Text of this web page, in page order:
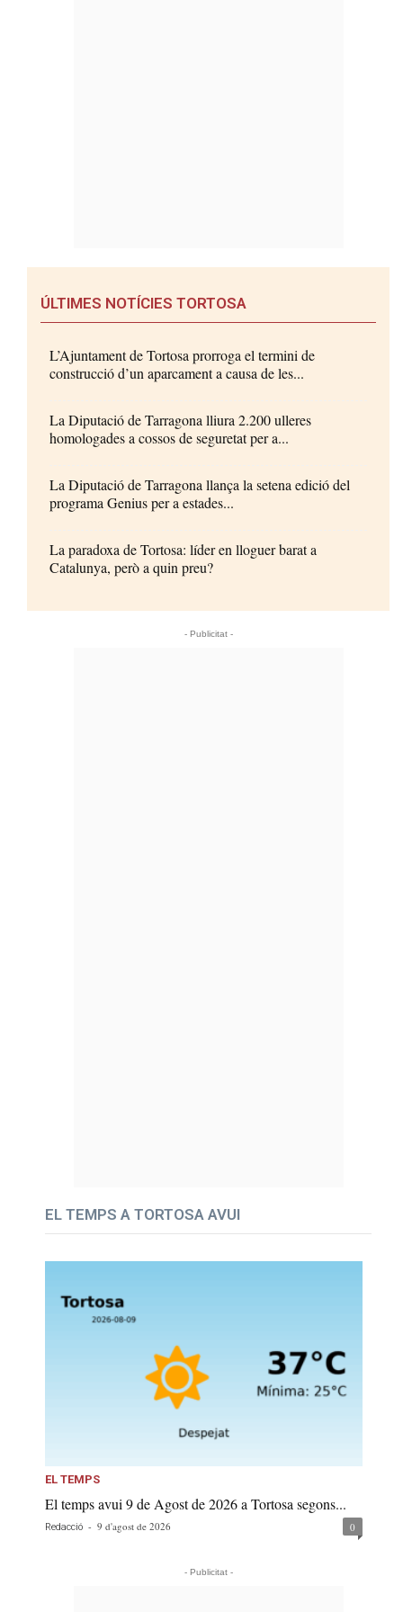
ÚLTIMES NOTÍCIES TORTOSA
L’Ajuntament de Tortosa prorroga el termini de
construcció d’un aparcament a causa de les...
La Diputació de Tarragona lliura 2.200 ulleres
homologades a cossos de seguretat per a...
La Diputació de Tarragona llança la setena edició del
programa Genius per a estades...
La paradoxa de Tortosa: líder en lloguer barat a
Catalunya, però a quin preu?
- Publicitat -
EL TEMPS A TORTOSA AVUI
EL TEMPS
El temps avui 9 de Agost de 2026 a Tortosa segons...
Redacció - 9 d'agost de 2026 0
- Publicitat -